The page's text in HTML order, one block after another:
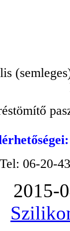
Tel: 06-20-
2015-